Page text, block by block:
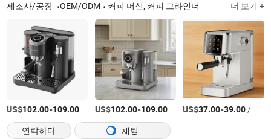
제조사/공장 OEM/ODM 커피 머신, 커피 그라인더 더 보기 +
US$102.00-109.00 US$102.00-109.00/상품 US$37.00-39.00/상품
연락하다
채팅